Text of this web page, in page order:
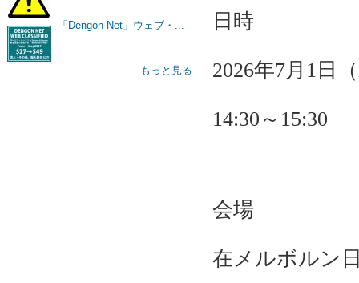
「Dengon Net」ウェブ・...
もっと見る
日時
2026年7月1日
14:30～15:30
会場
在メルボルン